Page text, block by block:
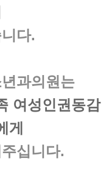
다.
과의원 는
여성인권동감
게
십니다.